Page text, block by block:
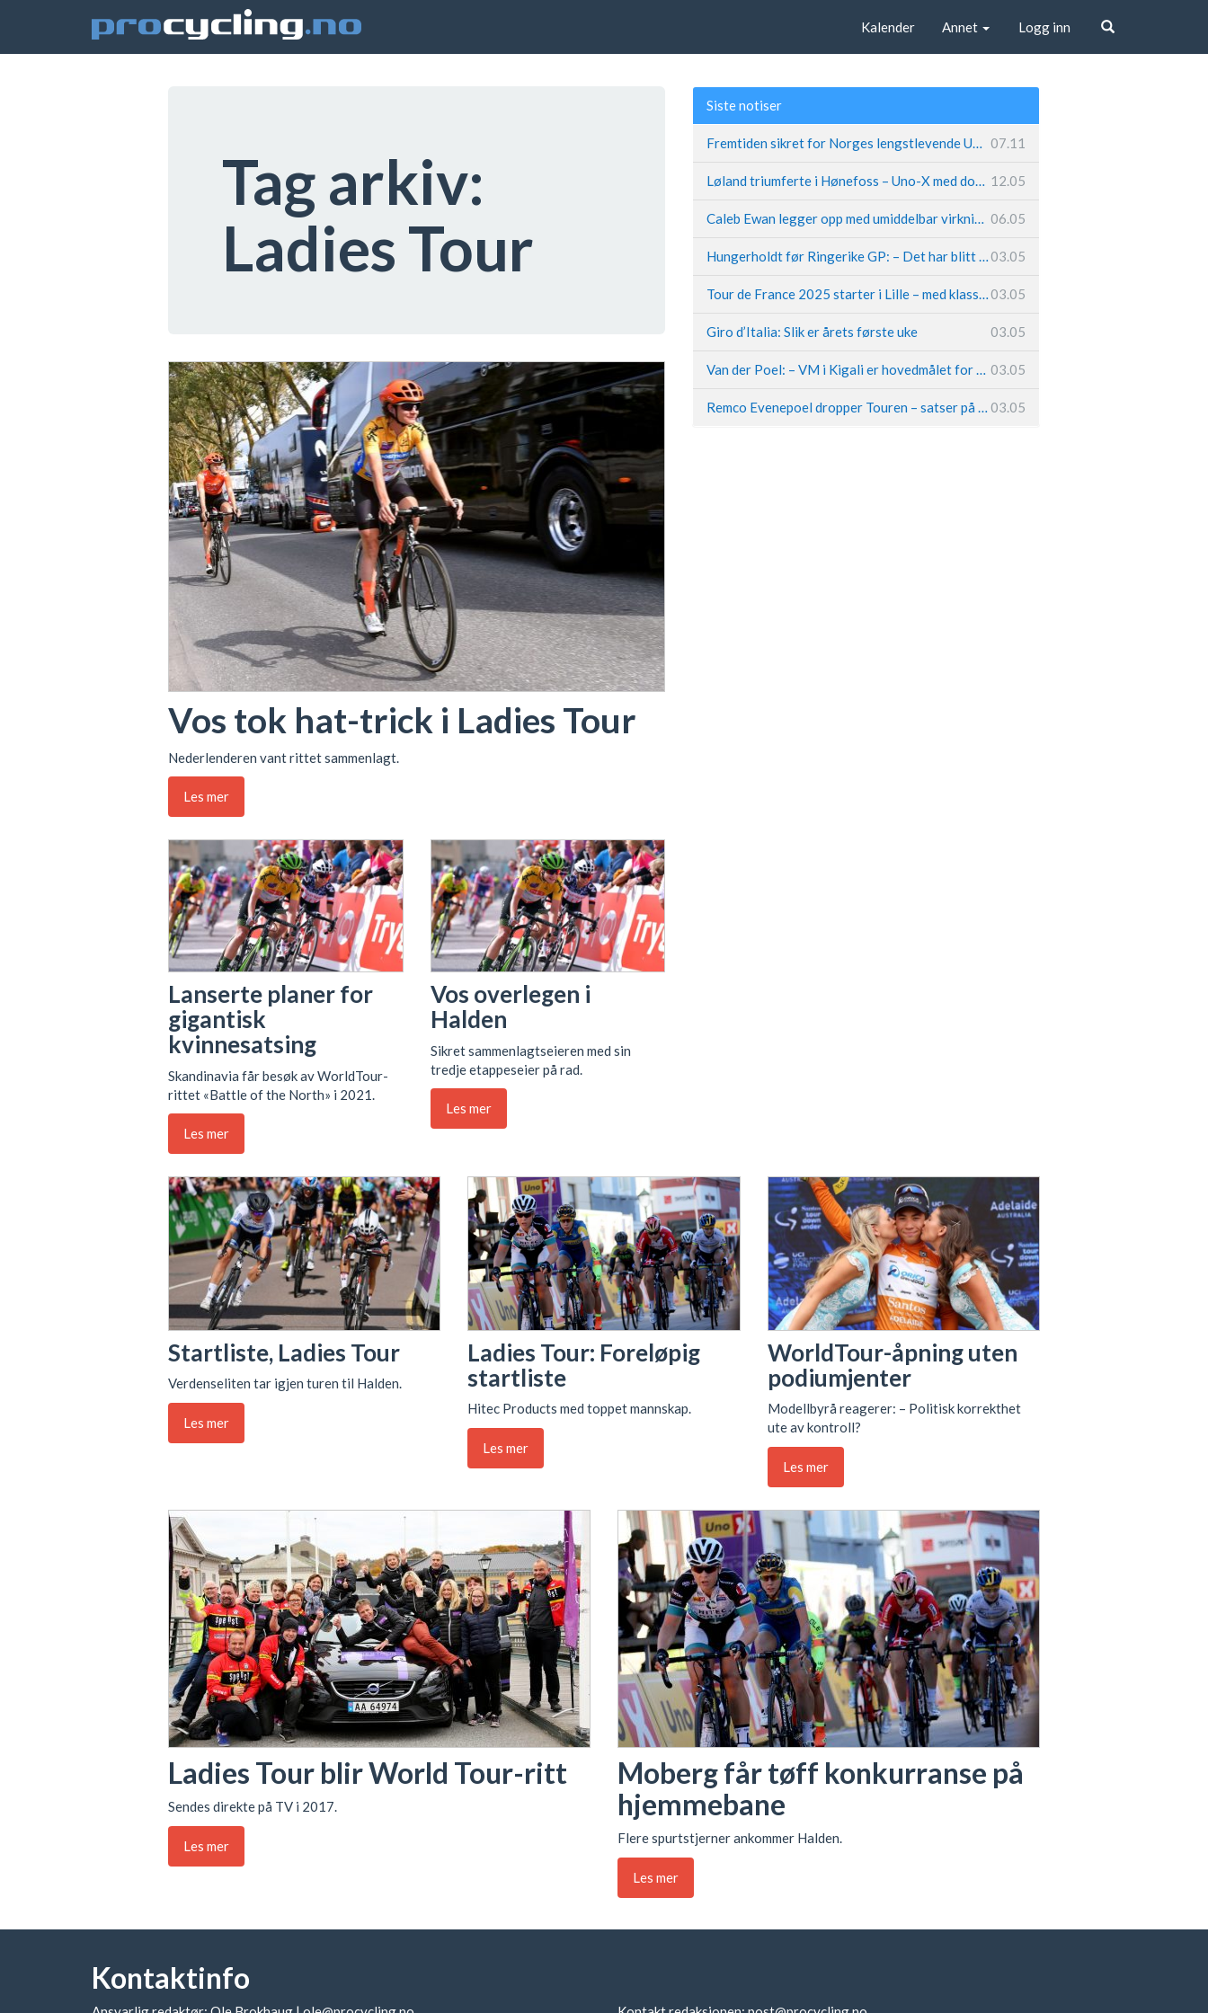
Kalender Annet Logg inn
Tag arkiv:
Ladies Tour
Vos tok hat-trick i Ladies Tour
Nederlenderen vant rittet sammenlagt.
Les mer
Lanserte planer for
gigantisk
kvinnesatsing
Skandinavia får besøk av WorldTour-
rittet «Battle of the North» i 2021.
Les mer
Vos overlegen i
Halden
Sikret sammenlagtseieren med sin
tredje etappeseier på rad.
Les mer
Siste notiser
Fremtiden sikret for Norges lengstlevende UCI-lag – Kristoff trer inn i sentral rolle 07.11
Løland triumferte i Hønefoss – Uno-X med dobbeltslag på hjemmebane 12.05
Caleb Ewan legger opp med umiddelbar virkning 06.05
Hungerholdt før Ringerike GP: – Det har blitt en livsstil03.05
Tour de France 2025 starter i Lille – med klassikerpreg03.05
Giro d’Italia: Slik er årets første uke 03.05
Van der Poel: – VM i Kigali er hovedmålet for 2025 03.05
Remco Evenepoel dropper Touren – satser på OL og Vueltaen 03.05
Startliste, Ladies Tour
Verdenseliten tar igjen turen til Halden.
Les mer
Ladies Tour: Foreløpig
startliste
Hitec Products med toppet mannskap.
Les mer
WorldTour-åpning uten
podiumjenter
Modellbyrå reagerer: – Politisk korrekthet
ute av kontroll?
Les mer
Ladies Tour blir World Tour-ritt
Sendes direkte på TV i 2017.
Les mer
Moberg får tøff konkurranse på
hjemmebane
Flere spurtstjerner ankommer Halden.
Les mer
Kontaktinfo